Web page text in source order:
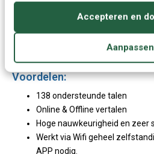
Accepteren en
Aanpassen
Dubbele microfoon met
Opladen via PC, Charger of
Voordelen:
138 ondersteunde talen
Online & Offline vertalen
Hoge nauwkeurigheid en zeer
Werkt via Wifi geheel
APP nodig.